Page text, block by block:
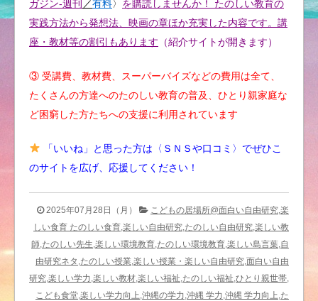
ガジン-週刊 ／有料〉 を購読しませんか！ たのしい教育の
実践方法から発想法、映画の章ほか充実した内容です。講
座・教材等の割引もあります （紹介サイトが開きます）
③ 受講費、教材費、スーパーバイズなどの費用は全て、
たくさんの方達へのたのしい教育の普及、ひとり親家庭な
ど困窮した方たちへの支援に利用されています
「いいね」と思った方は〈ＳＮＳや口コミ〉でぜひこ
のサイトを広げ、応援してください！
2025年07月28日（月）
こどもの居場所@面白い自由研究,楽
しい食育 たのしい食育,楽しい自由研究,たのしい自由研究,楽しい教
師,たのしい先生,楽しい環境教育,たのしい環境教育,楽しい島言葉,自
由研究ネタ,たのしい授業,楽しい授業・楽しい自由研究,面白い自由
研究,楽しい学力,楽しい教材,楽しい福祉,たのしい福祉,ひとり親世帯,
こども食堂,楽しい学力向上,沖縄の学力,沖縄 学力,沖縄 学力向上,た